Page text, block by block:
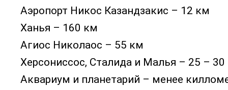
Аэропорт Никос Казандзакис – 12 км
Ханья – 160 км
Агиос Николаос – 55 км
Херсониссос, Сталида и Малья – 25 –
Аквариум и планетарий – менее